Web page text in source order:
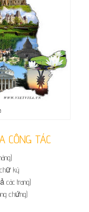
TÁC
ký
các trang)
chứng)